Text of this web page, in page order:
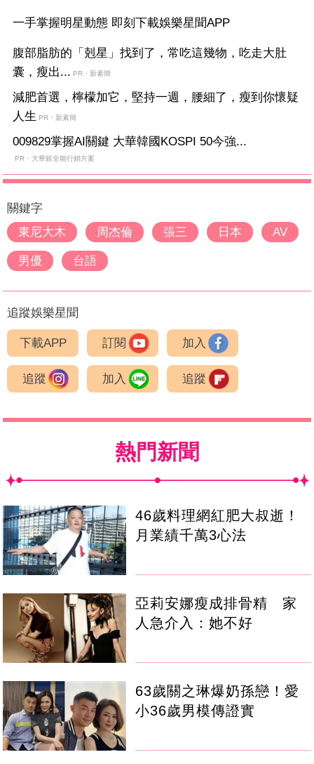
一手掌握明星動態 即刻下載娛樂星聞APP
腹部脂肪的「剋星」找到了，常吃這幾物，吃走大肚
囊，瘦出... PR・新素簡
減肥首選，檸檬加它，堅持一週，腰細了，瘦到你懷疑
人生 PR・新素簡
009829掌握AI關鍵 大華韓國KOSPI 50今強...
PR・大華銀全能行銷方案
關鍵字
東尼大木
周杰倫 張三 日本 AV
男優 台語
追蹤娛樂星聞
下載APP 訂閱 加入
追蹤 加入 追蹤
熱門新聞
46歲料理網紅肥大叔逝！
月業績千萬3心法
亞莉安娜瘦成排骨精 家
人急介入：她不好
63歲關之琳爆奶孫戀！愛
小36歲男模傳證實